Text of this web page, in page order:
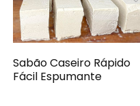
Sabão Caseiro Rápido
Fácil Espumante